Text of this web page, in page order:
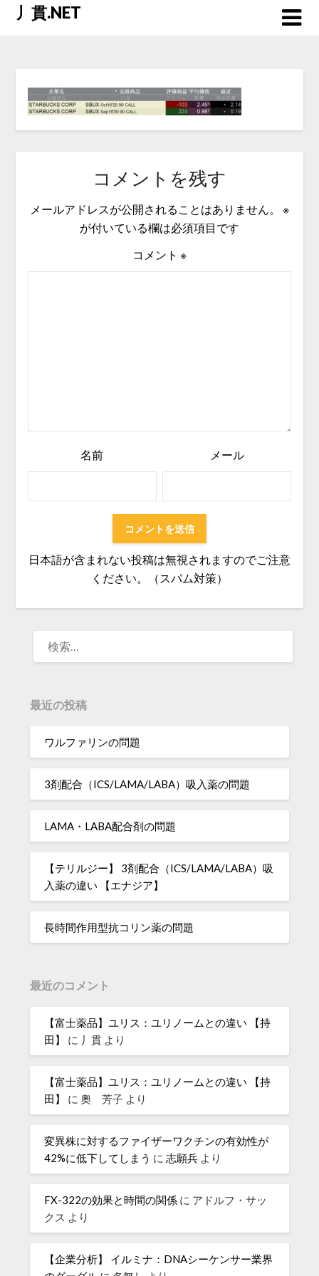
Skip丿貫.NET
コメントを残す
メールアドレスが公開されることはありません。
※
が付いている欄は必須項目です
コメント ※
名前 メール
日本語が含まれない投稿は無視されますのでご注意
ください。（スパム対策）
最近の投稿
ワルファリンの問題
3剤配合（ICS/LAMA/LABA）吸入薬の問題
LAMA・LABA配合剤の問題
【テリルジー】 3剤配合（ICS/LAMA/LABA）吸
入薬の違い 【エナジア】
長時間作用型抗コリン薬の問題
最近のコメント
【富士薬品】ユリス：ユリノームとの違い 【持
田】
に 丿貫 より
【富士薬品】ユリス：ユリノームとの違い 【持
田】
に奧 芳子 より
変異株に対するファイザーワクチンの有効性が
42%に低下してしまう に志願兵 より
FX-322の効果と時間の関係 に アドルフ・サッ
クス より
【企業分析】 イルミナ：DNAシーケンサー業界